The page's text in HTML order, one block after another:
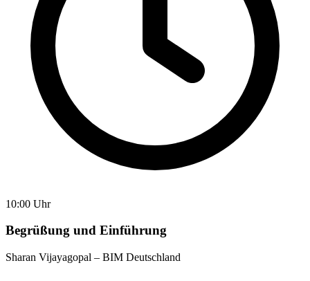
10:00 Uhr
Begrüßung und Einführung
Sharan Vijayagopal – BIM Deutschland